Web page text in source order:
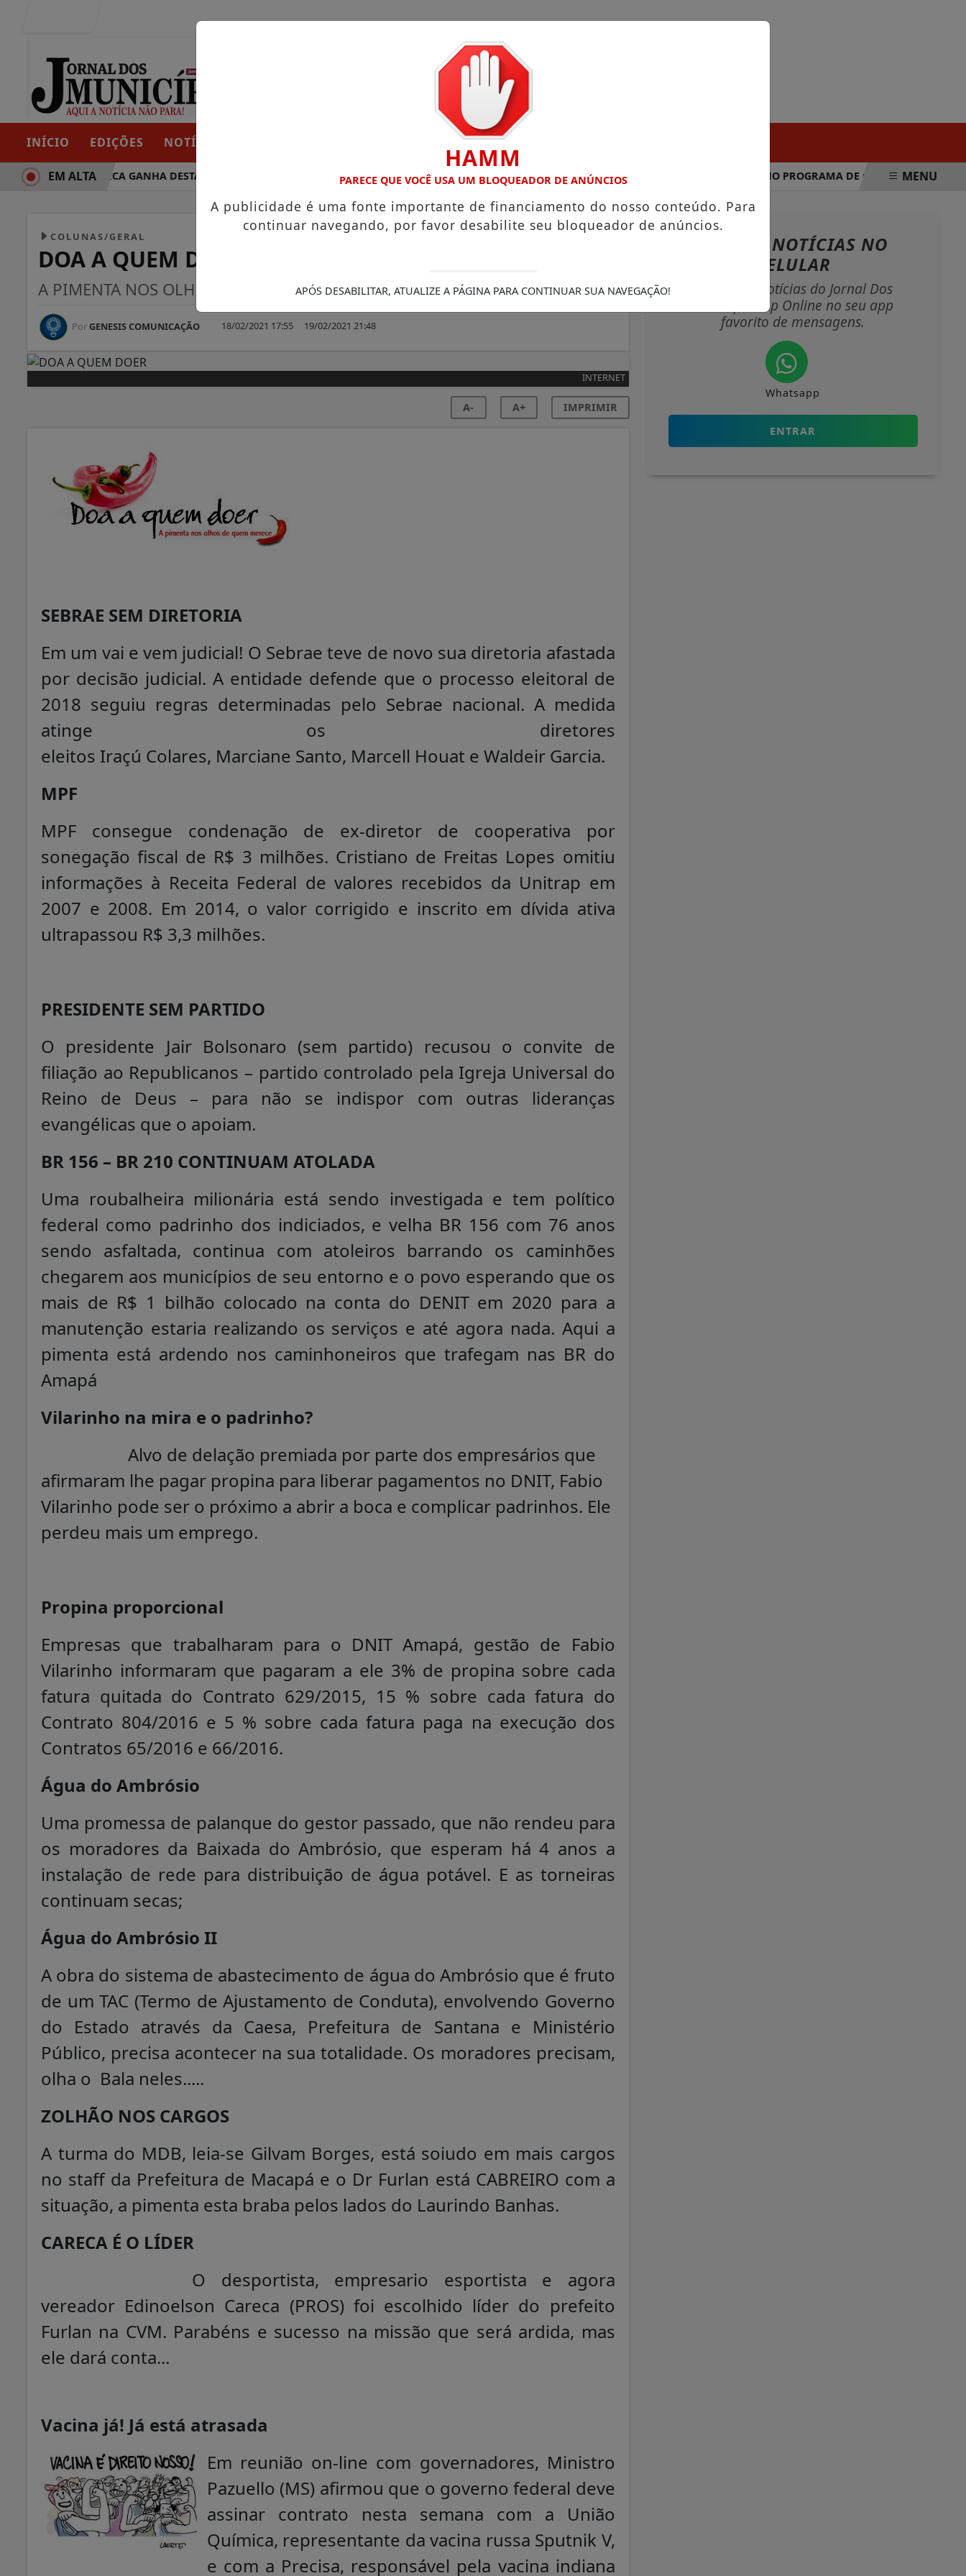
INÍCIO EDIÇÕES NOTÍCIAS
POLÍTICA GANHA DESTAQUE EM PORTO GRANDE COM ATUAÇÃO VOLTADA AO MUNICÍPIO RECEITA FEDERAL ANUNCIA MUDANÇAS NO PROGRAMA DE COMPRAS NO
EM ALTA MENU
COLUNAS/GERAL
DOA A QUEM DOER
A PIMENTA NOS OLHOS DE QUEM MERECE
Por GENESIS COMUNICAÇÃO 18/02/2021 17:55 19/02/2021 21:48
INTERNET
A- A+ IMPRIMIR
SEBRAE SEM DIRETORIA
Em um vai e vem judicial! O Sebrae teve de novo sua diretoria afastada
por decisão judicial. A entidade defende que o processo eleitoral de
2018 seguiu regras determinadas pelo Sebrae nacional. A medida
atinge os diretores
eleitos Iraçú Colares, Marciane Santo, Marcell Houat e Waldeir Garcia.
MPF
MPF consegue condenação de ex-diretor de cooperativa por
sonegação fiscal de R$ 3 milhões. Cristiano de Freitas Lopes omitiu
informações à Receita Federal de valores recebidos da Unitrap em
2007 e 2008. Em 2014, o valor corrigido e inscrito em dívida ativa
ultrapassou R$ 3,3 milhões.
PRESIDENTE SEM PARTIDO
O presidente Jair Bolsonaro (sem partido) recusou o convite de
filiação ao Republicanos – partido controlado pela Igreja Universal do
Reino de Deus – para não se indispor com outras lideranças
evangélicas que o apoiam.
BR 156 – BR 210 CONTINUAM ATOLADA
Uma roubalheira milionária está sendo investigada e tem político
federal como padrinho dos indiciados, e velha BR 156 com 76 anos
sendo asfaltada, continua com atoleiros barrando os caminhões
chegarem aos municípios de seu entorno e o povo esperando que os
mais de R$ 1 bilhão colocado na conta do DENIT em 2020 para a
manutenção estaria realizando os serviços e até agora nada. Aqui a
pimenta está ardendo nos caminhoneiros que trafegam nas BR do
Amapá
Vilarinho na mira e o padrinho?
Alvo de delação premiada por parte dos empresários que
afirmaram lhe pagar propina para liberar pagamentos no DNIT, Fabio
Vilarinho pode ser o próximo a abrir a boca e complicar padrinhos. Ele
perdeu mais um emprego.
Propina proporcional
Empresas que trabalharam para o DNIT Amapá, gestão de Fabio
Vilarinho informaram que pagaram a ele 3% de propina sobre cada
fatura quitada do Contrato 629/2015, 15 % sobre cada fatura do
Contrato 804/2016 e 5 % sobre cada fatura paga na execução dos
Contratos 65/2016 e 66/2016.
Água do Ambrósio
Uma promessa de palanque do gestor passado, que não rendeu para
os moradores da Baixada do Ambrósio, que esperam há 4 anos a
instalação de rede para distribuição de água potável. E as torneiras
continuam secas;
Água do Ambrósio II
A obra do sistema de abastecimento de água do Ambrósio que é fruto
de um TAC (Termo de Ajustamento de Conduta), envolvendo Governo
do Estado através da Caesa, Prefeitura de Santana e Ministério
Público, precisa acontecer na sua totalidade. Os moradores precisam,
olha o Bala neles.....
ZOLHÃO NOS CARGOS
A turma do MDB, leia-se Gilvam Borges, está soiudo em mais cargos
no staff da Prefeitura de Macapá e o Dr Furlan está CABREIRO com a
situação, a pimenta esta braba pelos lados do Laurindo Banhas.
CARECA É O LÍDER
O desportista, empresario esportista e agora
vereador Edinoelson Careca (PROS) foi escolhido líder do prefeito
Furlan na CVM. Parabéns e sucesso na missão que será ardida, mas
ele dará conta...
Vacina já! Já está atrasada
Em reunião on-line com governadores, Ministro
Pazuello (MS) afirmou que o governo federal deve
assinar contrato nesta semana com a União
Química, representante da vacina russa Sputnik V,
e com a Precisa, responsável pela vacina indiana
NOSSAS NOTÍCIAS NO
CELULAR
Receba as notícias do Jornal Dos
Municípios Ap Online no seu app
favorito de mensagens.
Whatsapp
ENTRAR
HAMM
PARECE QUE VOCÊ USA UM BLOQUEADOR DE ANÚNCIOS
A publicidade é uma fonte importante de financiamento do nosso conteúdo. Para
continuar navegando, por favor desabilite seu bloqueador de anúncios.
APÓS DESABILITAR, ATUALIZE A PÁGINA PARA CONTINUAR SUA NAVEGAÇÃO!